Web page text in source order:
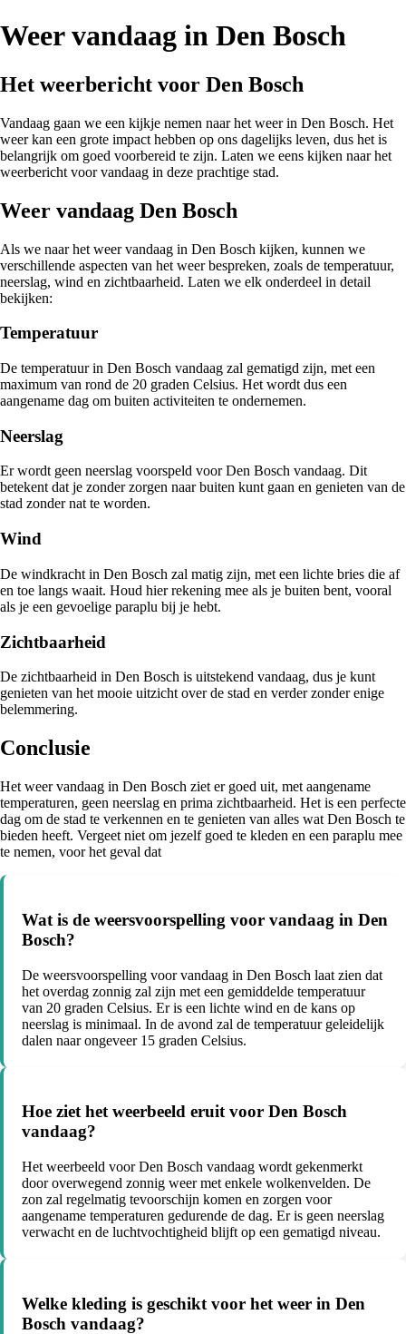
Weer vandaag in Den Bosch
Het weerbericht voor Den Bosch
Vandaag gaan we een kijkje nemen naar het weer in Den Bosch. Het
weer kan een grote impact hebben op ons dagelijks leven, dus het is
belangrijk om goed voorbereid te zijn. Laten we eens kijken naar het
weerbericht voor vandaag in deze prachtige stad.
Weer vandaag Den Bosch
Als we naar het weer vandaag in Den Bosch kijken, kunnen we
verschillende aspecten van het weer bespreken, zoals de temperatuur,
neerslag, wind en zichtbaarheid. Laten we elk onderdeel in detail
bekijken:
Temperatuur
De temperatuur in Den Bosch vandaag zal gematigd zijn, met een
maximum van rond de 20 graden Celsius. Het wordt dus een
aangename dag om buiten activiteiten te ondernemen.
Neerslag
Er wordt geen neerslag voorspeld voor Den Bosch vandaag. Dit
betekent dat je zonder zorgen naar buiten kunt gaan en genieten van de
stad zonder nat te worden.
Wind
De windkracht in Den Bosch zal matig zijn, met een lichte bries die af
en toe langs waait. Houd hier rekening mee als je buiten bent, vooral
als je een gevoelige paraplu bij je hebt.
Zichtbaarheid
De zichtbaarheid in Den Bosch is uitstekend vandaag, dus je kunt
genieten van het mooie uitzicht over de stad en verder zonder enige
belemmering.
Conclusie
Het weer vandaag in Den Bosch ziet er goed uit, met aangename
temperaturen, geen neerslag en prima zichtbaarheid. Het is een perfecte
dag om de stad te verkennen en te genieten van alles wat Den Bosch te
bieden heeft. Vergeet niet om jezelf goed te kleden en een paraplu mee
te nemen, voor het geval dat
Wat is de weersvoorspelling voor vandaag in Den
Bosch?
De weersvoorspelling voor vandaag in Den Bosch laat zien dat
het overdag zonnig zal zijn met een gemiddelde temperatuur
van 20 graden Celsius. Er is een lichte wind en de kans op
neerslag is minimaal. In de avond zal de temperatuur geleidelijk
dalen naar ongeveer 15 graden Celsius.
Hoe ziet het weerbeeld eruit voor Den Bosch
vandaag?
Het weerbeeld voor Den Bosch vandaag wordt gekenmerkt
door overwegend zonnig weer met enkele wolkenvelden. De
zon zal regelmatig tevoorschijn komen en zorgen voor
aangename temperaturen gedurende de dag. Er is geen neerslag
verwacht en de luchtvochtigheid blijft op een gematigd niveau.
Welke kleding is geschikt voor het weer in Den
Bosch vandaag?